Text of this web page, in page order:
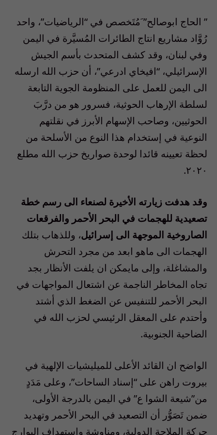
” الحاج ابوصالح” َمُتَخصص في “الرياضيات”، واحد
رُوَّاد مشاريع انتاج الطائرات المُسيَّرة في اليمن
وفي لبنان، وقد كشف المتحدث بأسم الجيش
الإسرائيلي، “افيخاي ادرعي”، أن حزب الله ارسله
الى اليمن للعمل على المنظومة الجوية التابعة
لسلطة الإرهاب الحوثية، فسرور هو من درَّبَ
الحوثيين، وصاحب الإسهام الأبرز في نقلتهم
النوعية في إستخدام هذا النوع من الأسلحة من
لحظة تعيينه قائدا لوحدة صواريخ حزب الله مطلع
٢٠٢٠.
وقد هدفت زيارته الأخيرة لصنعاء الى رسم خطة
تصعيدية للهجمات في البحر الأحمر والفرقعات
الصاروخية الموجهة الى إسرائيل، وللذهاب بتلك
الهجمات الى ماهو ابعد من مجرد التحرش
والمشاغلة، وإلى مايمكن ان يلفت الأنظار بجد
تجاه المخاطر الناجمة عن اشتعال المواجهات في
البحر الأحمر للتنفيس عن الضغط الذي أشتد
وأحتدم على المعقل الرئيسي لحزب الله في
الضاحية الجنوبية.
الواضح ان القائد الأعلى للميليشيات الإلهية في
بيروت راهن على “إسناد الساحات”، وعلى مَدَدٍ
من”شيعة الشوا ع” في اليمن بالدرجة الأولى،
ضمن تَصَوُّر أن التصعيد في البحر الأحمر وتهديد
حركة الملاحة الدولية، ومناوشة واستهداف البوارج